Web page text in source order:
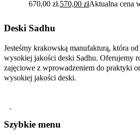
670,00 zł.570,00 złAktualna cena
Deski Sadhu
Jesteśmy krakowską manufakturą, która
wysokiej jakości deski Sadhu. Oferujemy
zajęciowe z wprowadzeniem do praktyki
wysokiej jakości deski.
Szybkie menu